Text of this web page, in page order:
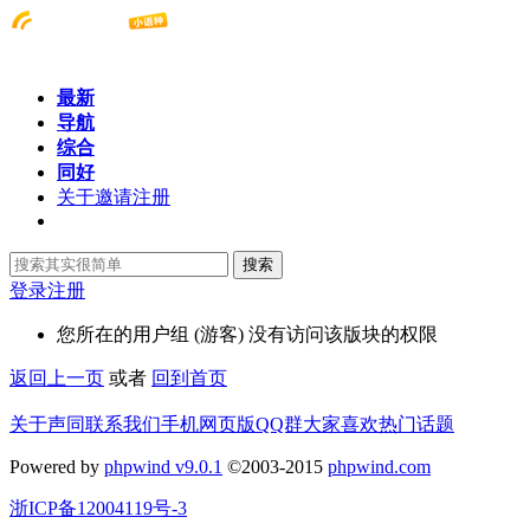
最新
导航
综合
同好
关于邀请注册
搜索
登录注册
您所在的用户组 (游客) 没有访问该版块的权限
返回上一页 或者 回到首页
关于声同联系我们手机网页版QQ群大家喜欢热门话题
Powered by phpwind v9.0.1 ©2003-2015 phpwind.com
浙ICP备12004119号-3